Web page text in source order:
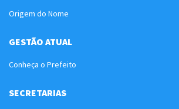
Origem do Nome
GESTÃO ATUAL
Conheça o Prefeito
SECRETARIAS